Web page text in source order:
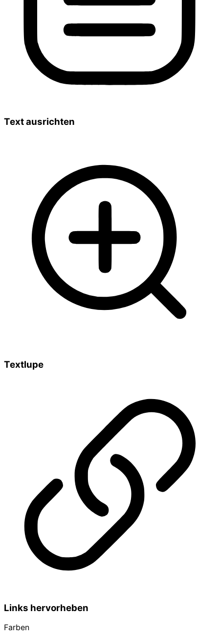
Text ausrichten
Textlupe
Links hervorheben
Farben